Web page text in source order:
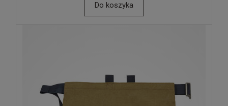
Do koszyka